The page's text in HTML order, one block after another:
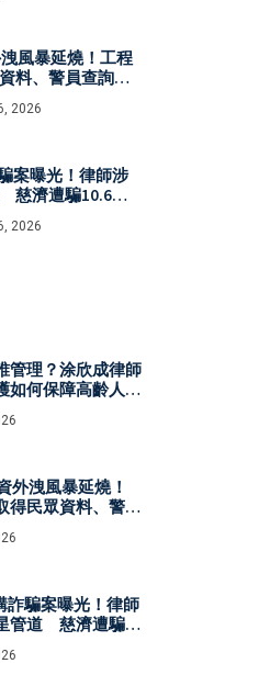
風暴延燒！工程
料、警員查詢個
程洩密案引發國
2026
案曝光！律師涉
慈濟遭騙10.6億
2026
管理？涂欣成律師
如何保障高齡人生
外洩風暴延燒！
得民眾資料、警員
善赴日行程洩密
資安關注
詐騙案曝光！律師
管道 慈濟遭騙